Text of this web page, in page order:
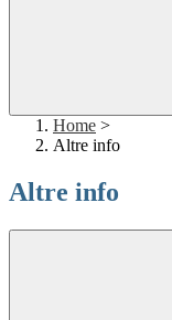
Home >
Altre info
Altre info